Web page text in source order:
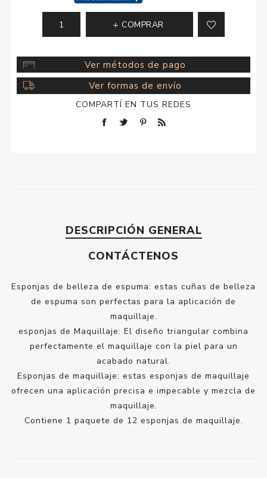
COMPRAR
Ver métodos de pago
Ver formas de envío
COMPARTÍ EN TUS REDES
DESCRIPCIÓN GENERAL
CONTÁCTENOS
Esponjas de belleza de espuma: estas cuñas de belleza
de espuma son perfectas para la aplicación de
maquillaje.
esponjas de Maquillaje: El diseño triangular combina
perfectamente el maquillaje con la piel para un
acabado natural.
Esponjas de maquillaje: estas esponjas de maquillaje
ofrecen una aplicación precisa e impecable y mezcla de
maquillaje.
Contiene 1 paquete de 12 esponjas de maquillaje.